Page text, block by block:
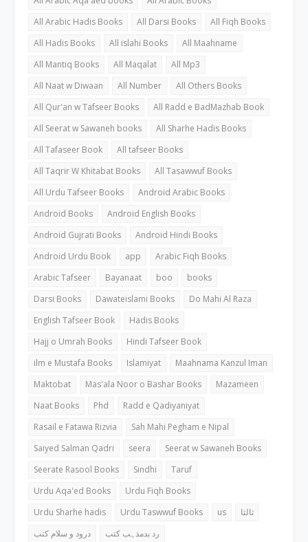
All Arabic Hadis Books
All Darsi Books
All Fiqh Books
All Hadis Books
All islahi Books
All Maahname
All Mantiq Books
All Maqalat
All Mp3
All Naat w Diwaan
All Number
All Others Books
All Qur'an w Tafseer Books
All Radd e BadMazhab Book
All Seerat w Sawaneh books
All Sharhe Hadis Books
All Tafaseer Book
All tafseer Books
All Taqrir W Khitabat Books
All Tasawwuf Books
All Urdu Tafseer Books
Android Arabic Books
Android Books
Android English Books
Android Gujrati Books
Android Hindi Books
Android Urdu Book
app
Arabic Fiqh Books
Arabic Tafseer
Bayanaat boo
books
Darsi Books
Dawateislami Books
Do Mahi Al Raza
English Tafseer Book
Hadis Books
Hajj o Umrah Books
Hindi Tafseer Book
ilm e Mustafa Books
Islamiyat
Maahnama Kanzul Iman
Maktobat
Mas'ala Noor o Bashar Books
Mazameen
Naat Books
Phd
Radd e Qadiyaniyat
Rasail e Fatawa Rizvia
Sah Mahi Pegham e Nipal
Saiyed Salman Qadri
seera
Seerat w Sawaneh Books
Seerate Rasool Books
Sindhi
Taruf
Urdu Aqa'ed Books
Urdu Fiqh Books
Urdu Sharhe hadis
Urdu Taswwuf Books us
ثالثا
درود و سلام کتب
رد بدمذہب کتب